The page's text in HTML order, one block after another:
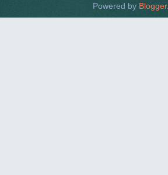
Powered by Blogger.